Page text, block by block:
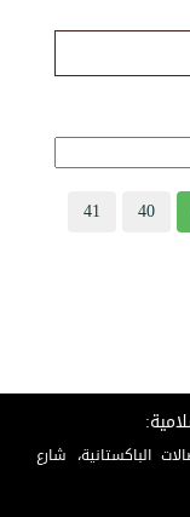
40
41
الباكستانية، شارع